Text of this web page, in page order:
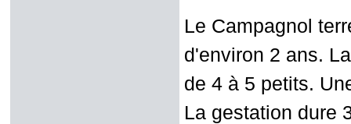
Le Campagnol
d'environ 2 ans.
de 4 à 5 petits.
La gestation dure